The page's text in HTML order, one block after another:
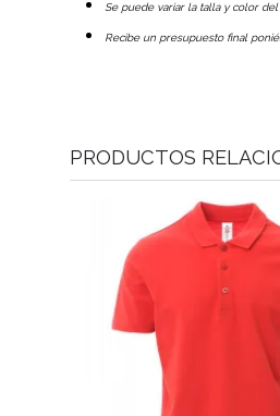
Se puede variar la talla y color
Recibe un presupuesto final
PRODUCTOS